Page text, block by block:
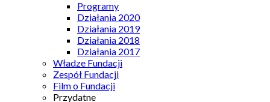
Programy
Działania 2020
Działania 2019
Działania 2018
Działania 2017
Władze Fundacji
Zespół Fundacji
Film o Fundacji
Przydatne